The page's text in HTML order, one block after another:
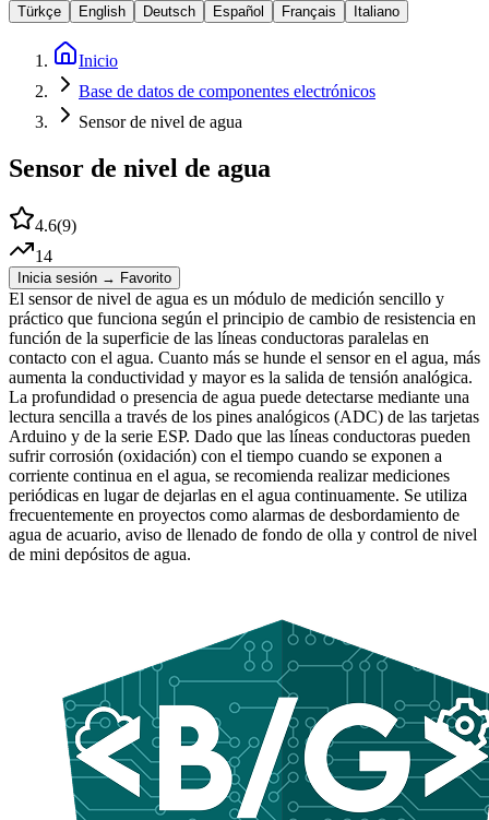
Türkçe English Deutsch Español Français Italiano
Inicio
Base de datos de componentes electrónicos
Sensor de nivel de agua
Sensor de nivel de agua
4.6(9)
14
Inicia sesión → Favorito
El sensor de nivel de agua es un módulo de medición sencillo y
práctico que funciona según el principio de cambio de resistencia en
función de la superficie de las líneas conductoras paralelas en
contacto con el agua. Cuanto más se hunde el sensor en el agua, más
aumenta la conductividad y mayor es la salida de tensión analógica.
La profundidad o presencia de agua puede detectarse mediante una
lectura sencilla a través de los pines analógicos (ADC) de las tarjetas
Arduino y de la serie ESP. Dado que las líneas conductoras pueden
sufrir corrosión (oxidación) con el tiempo cuando se exponen a
corriente continua en el agua, se recomienda realizar mediciones
periódicas en lugar de dejarlas en el agua continuamente. Se utiliza
frecuentemente en proyectos como alarmas de desbordamiento de
agua de acuario, aviso de llenado de fondo de olla y control de nivel
de mini depósitos de agua.